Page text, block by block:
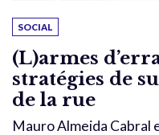
SOCIAL
(L)armes
stratégies de
de la rue
Mauro Almeida Cabral